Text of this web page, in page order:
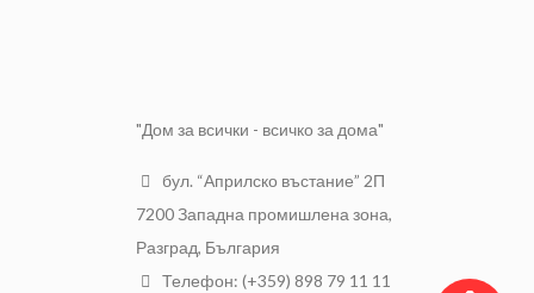
"Дом за всички - всичко за дома"
бул. “Априлско въстание” 2П
7200 Западна промишлена зона,
Разград, България
Телефон: (+359) 898 79 11 11